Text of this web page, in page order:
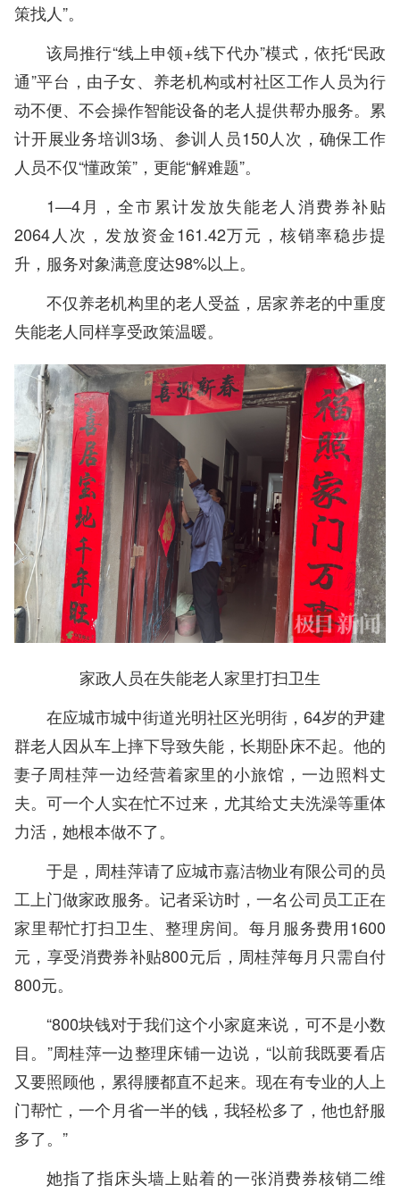
策找人”。
该局推行“线上申领+线下代办”模式，依托“民政
通”平台，由子女、养老机构或村社区工作人员为行
动不便、不会操作智能设备的老人提供帮办服务。累
计开展业务培训3场、参训人员150人次，确保工作
人员不仅“懂政策”，更能“解难题”。
1—4月，全市累计发放失能老人消费券补贴
2064人次，发放资金161.42万元，核销率稳步提
升，服务对象满意度达98%以上。
不仅养老机构里的老人受益，居家养老的中重度
失能老人同样享受政策温暖。
家政人员在失能老人家里打扫卫生
在应城市城中街道光明社区光明街，64岁的尹建
群老人因从车上摔下导致失能，长期卧床不起。他的
妻子周桂萍一边经营着家里的小旅馆，一边照料丈
夫。可一个人实在忙不过来，尤其给丈夫洗澡等重体
力活，她根本做不了。
于是，周桂萍请了应城市嘉洁物业有限公司的员
工上门做家政服务。记者采访时，一名公司员工正在
家里帮忙打扫卫生、整理房间。每月服务费用1600
元，享受消费券补贴800元后，周桂萍每月只需自付
800元。
“800块钱对于我们这个小家庭来说，可不是小数
目。”周桂萍一边整理床铺一边说，“以前我既要看店
又要照顾他，累得腰都直不起来。现在有专业的人上
门帮忙，一个月省一半的钱，我轻松多了，他也舒服
多了。”
她指了指床头墙上贴着的一张消费券核销二维